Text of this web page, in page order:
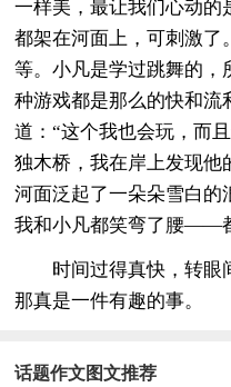
一样美，最让我们心动的
都架在河面上，可刺激了
等。小凡是学过跳舞的，
种游戏都是那么的快和流
道：“这个我也会玩，而
独木桥，我在岸上发现他
河面泛起了一朵朵雪白的
我和小凡都笑弯了腰——
时间过得真快，转眼
那真是一件有趣的事。
话题作文图文推荐